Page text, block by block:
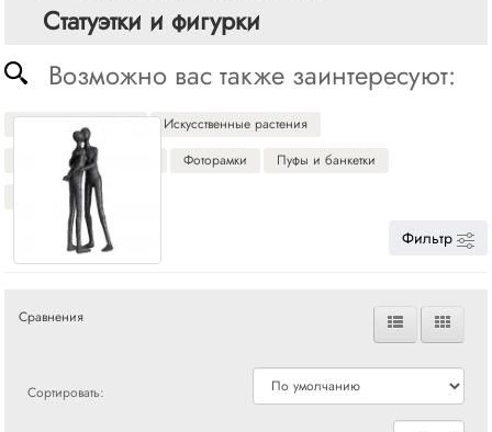
Статуэтки и фигурки
Возможно вас также заинтересуют:
Декоративные вазы
Искусственные растения
Декоративные картины
Фоторамки
Пуфы и банкетки
Декоративные панно
Фильтр
Сравнения
Сортировать: